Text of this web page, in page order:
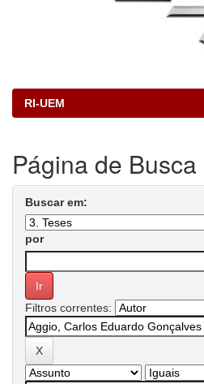
RI-UEM
Página de Busca
Buscar em:
por
Filtros correntes: